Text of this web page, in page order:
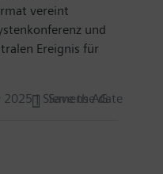
vereint
und
Ereignis für
2025| Siemens AG
Save the date